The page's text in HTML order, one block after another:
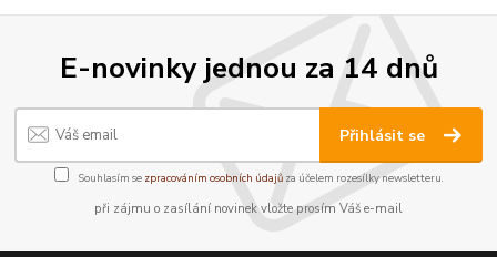
E-novinky jednou za 14 dnů
Přihlásit se
Souhlasím se zpracováním osobních údajůza účelem rozesílky newsletteru.
při zájmu o zasílání novinek vložte prosím Váš e-mail